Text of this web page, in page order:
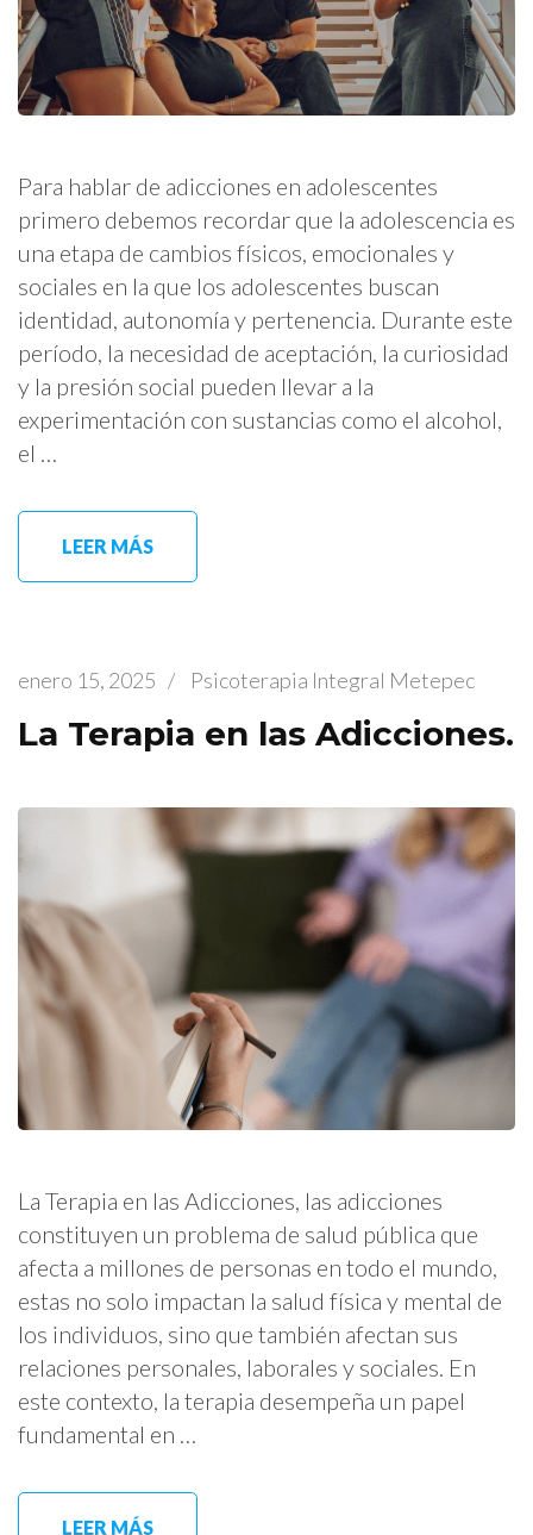
Para hablar de adicciones en adolescentes
primero debemos recordar que la adolescencia es
una etapa de cambios físicos, emocionales y
sociales en la que los adolescentes buscan
identidad, autonomía y pertenencia. Durante este
período, la necesidad de aceptación, la curiosidad
y la presión social pueden llevar a la
experimentación con sustancias como el alcohol,
el …
LEER MÁS
enero 15, 2025 / Psicoterapia Integral Metepec
La Terapia en las Adicciones.
La Terapia en las Adicciones, las adicciones
constituyen un problema de salud pública que
afecta a millones de personas en todo el mundo,
estas no solo impactan la salud física y mental de
los individuos, sino que también afectan sus
relaciones personales, laborales y sociales. En
este contexto, la terapia desempeña un papel
fundamental en …
LEER MÁS